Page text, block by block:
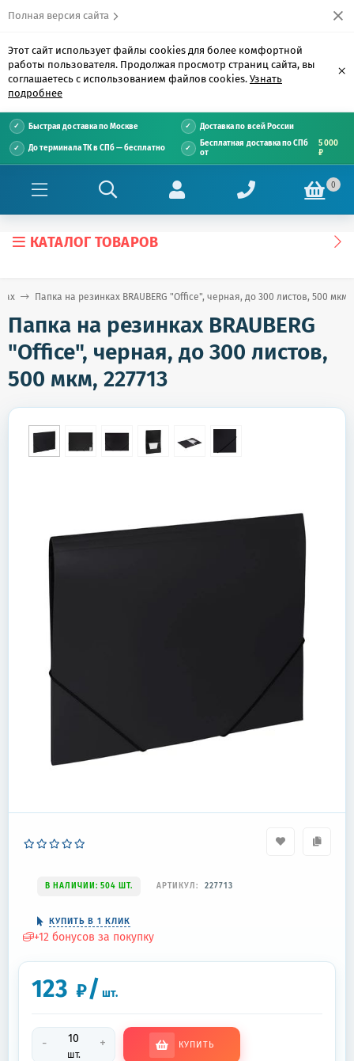
Полная версия сайта
Этот сайт использует файлы cookies для более комфортной
работы пользователя. Продолжая просмотр страниц сайта, вы
соглашаетесь с использованием файлов cookies. Узнать
подробнее
×
Быстрая доставка по Москве Доставка по всей России
До терминала ТК в СПб — бесплатно
Бесплатная доставка по СПб
от
5 000
₽
0
КАТАЛОГ ТОВАРОВ
Папка на резинках BRAUBERG "Office", черная, до 300 листов, 500 мкм,
Папка на резинках BRAUBERG
"Office", черная, до 300 листов,
500 мкм, 227713
В НАЛИЧИИ: 504 ШТ. АРТИКУЛ: 227713
КУПИТЬ В 1 КЛИК
+12 бонусов за покупку
123 ₽/ шт.
-
шт.
+ КУПИТЬ